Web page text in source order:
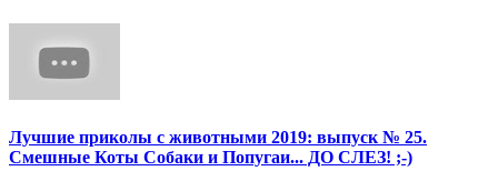
Лучшие приколы с животными 2019: выпуск № 25.
Смешные Коты Собаки и Попугаи... ДО СЛЕЗ! ;-)